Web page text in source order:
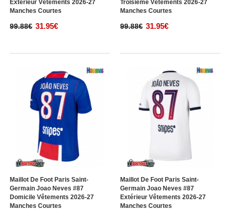
Extérieur Vêtements 2026-27
Manches Courtes
99.88€ 31.95€
Troisième Vêtements 2026-27
Manches Courtes
99.88€ 31.95€
Maillot De Foot Paris Saint-
Germain Joao Neves #87
Domicile Vêtements 2026-27
Manches Courtes
Maillot De Foot Paris Saint-
Germain Joao Neves #87
Extérieur Vêtements 2026-27
Manches Courtes